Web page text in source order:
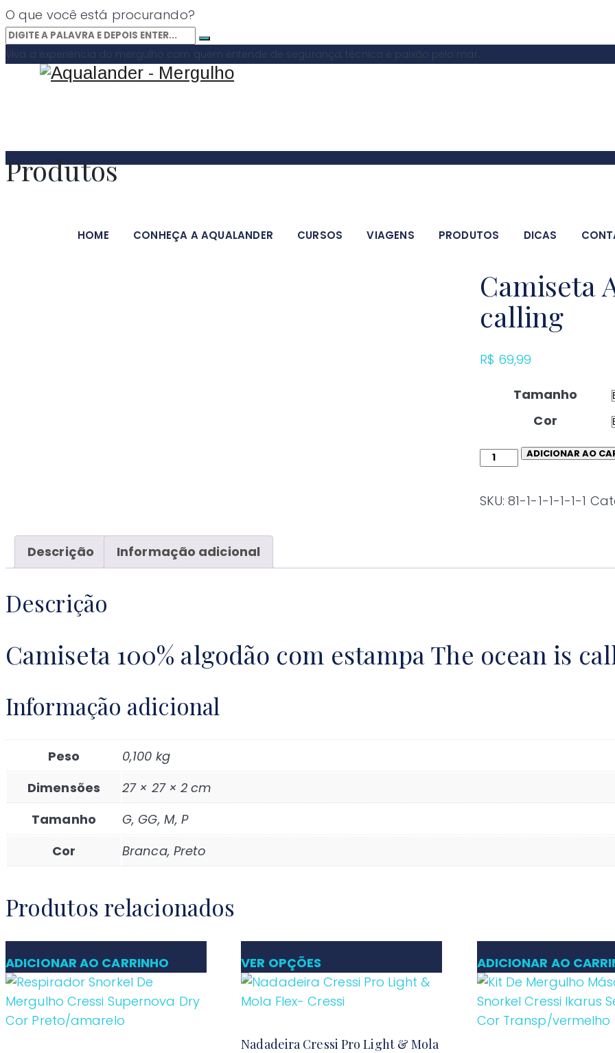
O que você está procurando?
Viva a experiência do mergulho com quem entende de segurança, técnica e paixão pelo mar.
HOME CONHEÇA A AQUALANDER CURSOS VIAGENS PRODUTOS DICAS
Produtos
Camiseta
calling
R$ 69,99
Tamanho
Cor
Camiseta
The
quantidade
ADICIONAR AO
SKU: 81-1-1-1-1-1-1
Descrição Informação adicional
Descrição
Camiseta 100% algodão com estampa The ocean is
Informação adicional
Peso
0,100 kg
Dimensões
27 × 27 × 2 cm
Tamanho
G, GG, M, P
Cor
Branca, Preto
Produtos relacionados
ADICIONAR AO CARRINHO VER OPÇÕES
Nadadeira Cressi Pro Light & Mola
ADICIONAR AO